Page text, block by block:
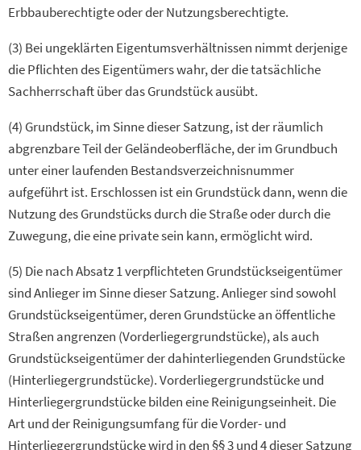
Erbbauberechtigte oder der Nutzungsberechtigte.
(3) Bei ungeklärten Eigentumsverhältnissen nimmt derjenige
die Pflichten des Eigentümers wahr, der die tatsächliche
Sachherrschaft über das Grundstück ausübt.
(4) Grundstück, im Sinne dieser Satzung, ist der räumlich
abgrenzbare Teil der Geländeoberfläche, der im Grundbuch
unter einer laufenden Bestandsverzeichnisnummer
aufgeführt ist. Erschlossen ist ein Grundstück dann, wenn die
Nutzung des Grundstücks durch die Straße oder durch die
Zuwegung, die eine private sein kann, ermöglicht wird.
(5) Die nach Absatz 1 verpflichteten Grundstückseigentümer
sind Anlieger im Sinne dieser Satzung. Anlieger sind sowohl
Grundstückseigentümer, deren Grundstücke an öffentliche
Straßen angrenzen (Vorderliegergrundstücke), als auch
Grundstückseigentümer der dahinterliegenden Grundstücke
(Hinterliegergrundstücke). Vorderliegergrundstücke und
Hinterliegergrundstücke bilden eine Reinigungseinheit. Die
Art und der Reinigungsumfang für die Vorder- und
Hinterliegergrundstücke wird in den §§ 3 und 4 dieser Satzung